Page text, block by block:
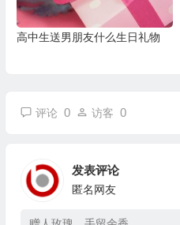
高中生送男朋友什么生日礼物
评论 0 访客 0
发表评论
匿名网友